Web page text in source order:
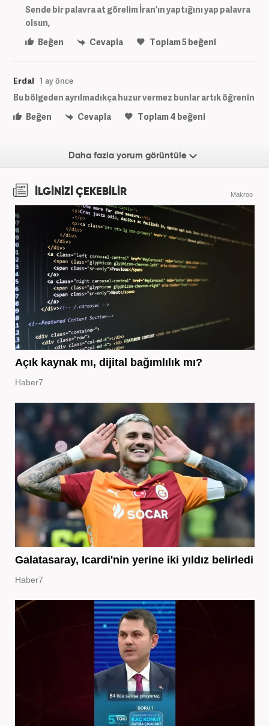
Sende bir palavra at görelim İran’ın yaptığını yap palavra
olsun,
Beğen
Cevapla Toplam5beğeni
Erdal 1 ay önce
Bu bölgeden ayrılmadıkça huzur vermez bunlar artık öğrenin
Beğen
Cevapla Toplam4 beğeni
Daha fazla yorum görüntüle
İLGİNİZİ ÇEKEBİLİR Makroo
Açık kaynak mı, dijital bağımlılık mı?
Haber7
Galatasaray, Icardi'nin yerine iki yıldız belirledi
Haber7